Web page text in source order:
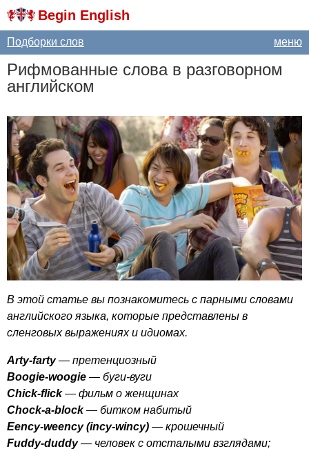
Begin English
меню
Подборки слов
Рифмованные слова в разговорном
английском
В этой статье вы познакомитесь с парными словами
английского языка, которые представлены в
сленговых выражениях и идиомах.
Arty-farty— претенциозный
Boogie-woogie — буги-вуги
Chick-flick— фильм о женщинах
Chock-a-block— битком набитый
Eency-weency(incy-wincy) — крошечный
Fuddy-duddy— человек с отсталыми взглядами;